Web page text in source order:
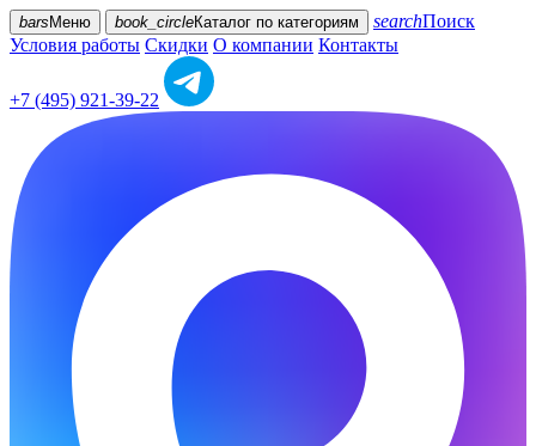
bars Меню book_circleКаталог по категориям searchПоиск
Условия работы Скидки О компании Контакты
+7 (495) 921-39-22